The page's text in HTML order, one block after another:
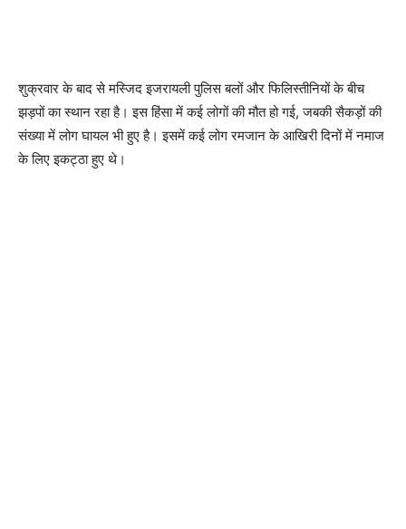
शुक्रवार के बाद से मस्जिद इजरायली पुलिस बलों और फिलिस्तीनियों के बीच
झड़पों का स्थान रहा है। इस हिंसा में कई लोगों की मौत हो गई, जबकी सैकड़ों की
संख्या में लोग घायल भी हुए है। इसमें कई लोग रमजान के आखिरी दिनों में नमाज
के लिए इकट्ठा हुए थे।